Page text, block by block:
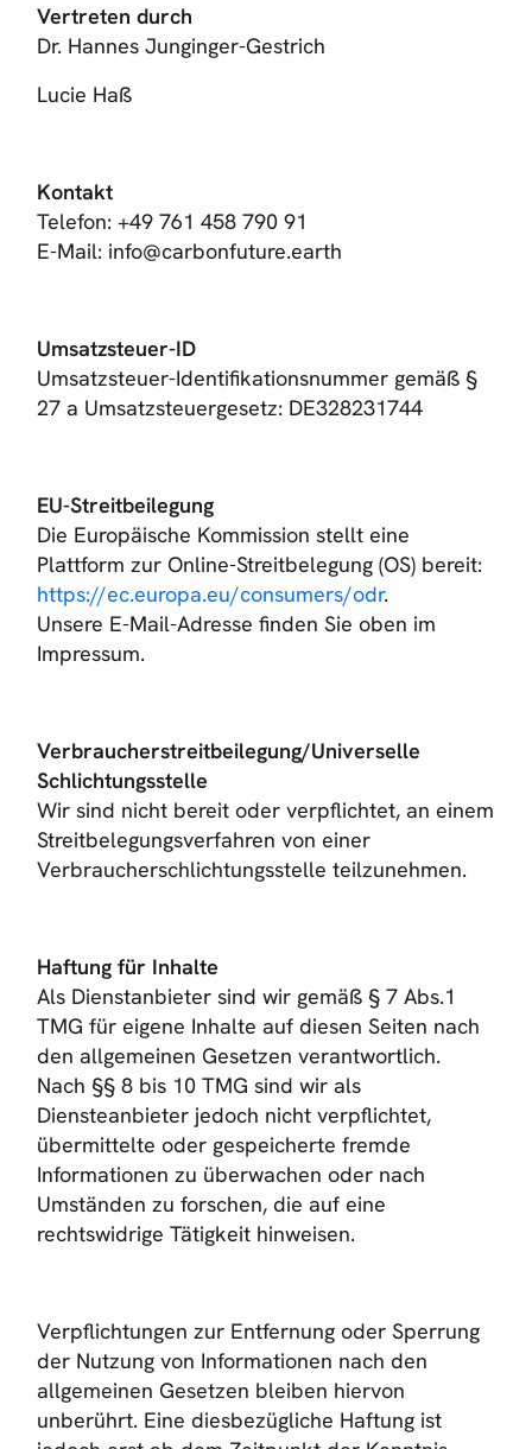
Vertreten durch
Dr. Hannes Junginger-Gestrich
Lucie Haß
Kontakt
Telefon: +49 761 458 790 91
E-Mail: info@carbonfuture.earth
Umsatzsteuer-ID
Umsatzsteuer-Identifikationsnummer gemäß §
27 a Umsatzsteuergesetz: DE328231744
EU-Streitbeilegung
Die Europäische Kommission stellt eine
Plattform zur Online-Streitbelegung (OS) bereit:
https://ec.europa.eu/consumers/odr.
Unsere E-Mail-Adresse finden Sie oben im
Impressum.
Verbraucherstreitbeilegung/Universelle
Schlichtungsstelle
Wir sind nicht bereit oder verpflichtet, an einem
Streitbelegungsverfahren von einer
Verbraucherschlichtungsstelle teilzunehmen.
Haftung für Inhalte
Als Dienstanbieter sind wir gemäß § 7 Abs.1
TMG für eigene Inhalte auf diesen Seiten nach
den allgemeinen Gesetzen verantwortlich.
Nach §§ 8 bis 10 TMG sind wir als
Diensteanbieter jedoch nicht verpflichtet,
übermittelte oder gespeicherte fremde
Informationen zu überwachen oder nach
Umständen zu forschen, die auf eine
rechtswidrige Tätigkeit hinweisen.
Verpflichtungen zur Entfernung oder Sperrung
der Nutzung von Informationen nach den
allgemeinen Gesetzen bleiben hiervon
unberührt. Eine diesbezügliche Haftung ist